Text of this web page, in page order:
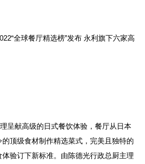
呈献高级的日式餐饮体验，餐厅从日本
顶级食材制作精选菜式，完美且独特的
体验订下新标准。由陈德光行政总厨主理